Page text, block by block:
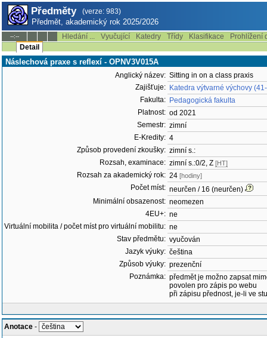
Předměty (verze: 983)
Předmět, akademický rok 2025/2026
--:-- Hledání ... Vyučující Katedry Třídy Klasifikace
Prohlížení
Detail
Náslechová praxe s reflexí - OPNV3V015A
Anglický název: Sitting in on a class praxis
Zajišťuje: Katedra výtvarné výchovy
Fakulta: Pedagogická fakulta
Platnost: od 2021
Semestr: zimní
E-Kredity: 4
Způsob provedení zkoušky: zimní s.:
Rozsah, examinace: zimní s.:0/2, Z [HT]
Rozsah za akademický rok: 24 [hodiny]
Počet míst: neurčen / 16 (neurčen)
Minimální obsazenost: neomezen
4EU+: ne
Virtuální mobilita / počet míst pro virtuální mobilitu: ne
Stav předmětu: vyučován
Jazyk výuky: čeština
Způsob výuky: prezenční
Poznámka: předmět je možno zapsat
povolen pro zápis po webu
při zápisu přednost, je-li ve
Anotace -